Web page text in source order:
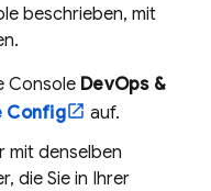
beschrieben, mit
Console DevOps &
Config
auf.
mit denselben
die Sie in Ihrer